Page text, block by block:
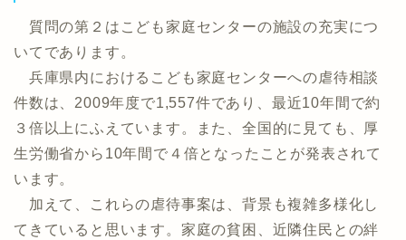
質問の第２はこども家庭センターの施設の充実につ
いてであります。
兵庫県内におけるこども家庭センターへの虐待相談
件数は、2009年度で1,557件であり、最近10年間で約
３倍以上にふえています。また、全国的に見ても、厚
生労働省から10年間で４倍となったことが発表されて
います。
加えて、これらの虐待事案は、背景も複雑多様化し
てきていると思います。家庭の貧困、近隣住民との絆